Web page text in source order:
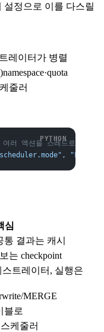
설정으로 이를 다스릴
레이터가 병렬
줄러
러 액션을 스레드로 병렬
, "FAIR"
심
결과는 캐시
는 checkpoint
트레이터, 실행은
MERGE
블로
케줄러